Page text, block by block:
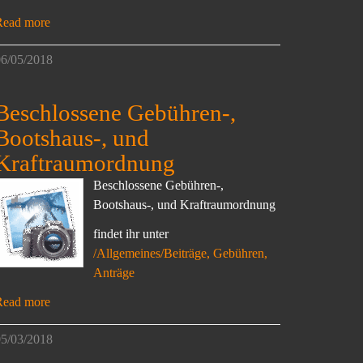
more
05/2018
Gebühren-,
, und
Beschlossene Gebühren-,
Bootshaus-, und Kraftraumordnung
findet ihr unter
/Allgemeines/Beiträge, Gebühren,
Anträge
more
03/2018